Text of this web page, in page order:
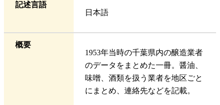
記述言語
日本語
概要
1953年当時の千葉県内の醸造業者
のデータをまとめた一冊。醤油、
味噌、酒類を扱う業者を地区ごと
にまとめ、連絡先などを記載。